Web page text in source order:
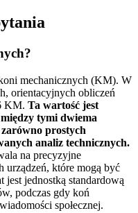
mechanicznych (KM). W
orientacyjnych obliczeń
KM. Ta wartość jest
tymi dwiema
prostych
analiz technicznych.
na precyzyjne
które mogą być
jednostką standardową
podczas gdy koń
społecznej.